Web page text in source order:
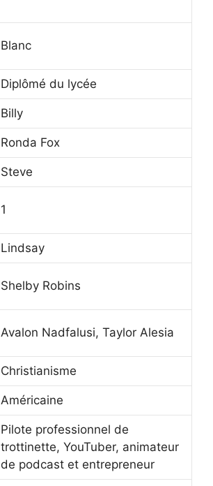
Blanc
Diplômé du lycée
Billy
Ronda Fox
Steve
1
Lindsay
Shelby Robins
Avalon Nadfalusi, Taylor Alesia
Christianisme
Américaine
Pilote professionnel de
trottinette, YouTuber, animateur
de podcast et entrepreneur